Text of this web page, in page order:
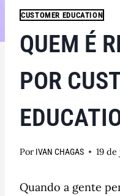
CUSTOMER EDUCATION
QUEM É
POR
Por IVAN CHAGAS 19
Quando a gente